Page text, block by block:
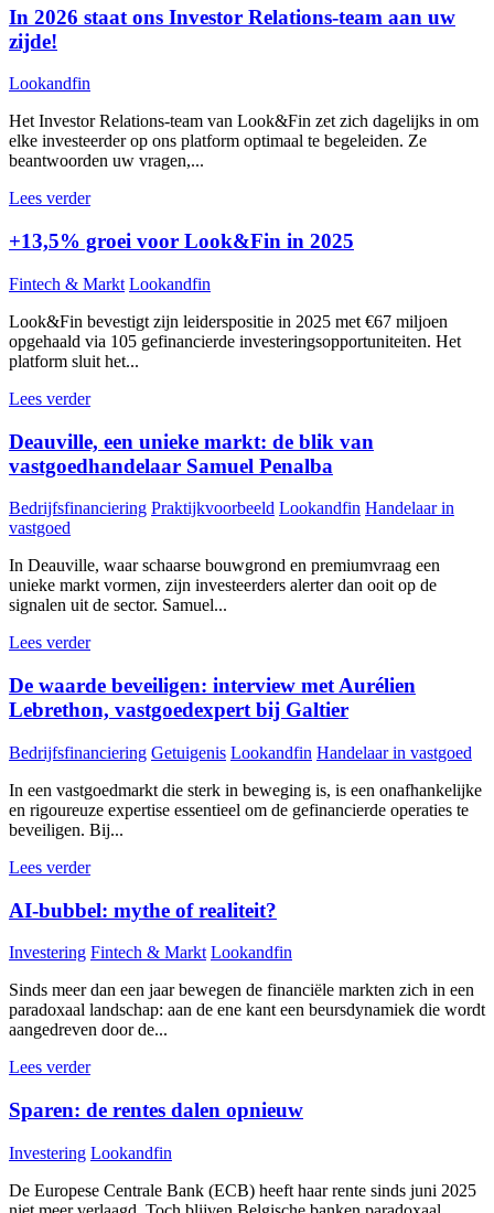
In 2026 staat ons Investor Relations-team aan uw
zijde!
Lookandfin
Het Investor Relations-team van Look&Fin zet zich dagelijks in om
elke investeerder op ons platform optimaal te begeleiden. Ze
beantwoorden uw vragen,...
Lees verder
+13,5% groei voor Look&Fin in 2025
Fintech & Markt Lookandfin
Look&Fin bevestigt zijn leiderspositie in 2025 met €67 miljoen
opgehaald via 105 gefinancierde investeringsopportuniteiten. Het
platform sluit het...
Lees verder
Deauville, een unieke markt: de blik van
vastgoedhandelaar Samuel Penalba
Bedrijfsfinanciering Praktijkvoorbeeld Lookandfin Handelaar in
vastgoed
In Deauville, waar schaarse bouwgrond en premiumvraag een
unieke markt vormen, zijn investeerders alerter dan ooit op de
signalen uit de sector. Samuel...
Lees verder
De waarde beveiligen: interview met Aurélien
Lebrethon, vastgoedexpert bij Galtier
Bedrijfsfinanciering Getuigenis Lookandfin Handelaar in vastgoed
In een vastgoedmarkt die sterk in beweging is, is een onafhankelijke
en rigoureuze expertise essentieel om de gefinancierde operaties te
beveiligen. Bij...
Lees verder
AI-bubbel: mythe of realiteit?
Investering Fintech & Markt Lookandfin
Sinds meer dan een jaar bewegen de financiële markten zich in een
paradoxaal landschap: aan de ene kant een beursdynamiek die wordt
aangedreven door de...
Lees verder
Sparen: de rentes dalen opnieuw
Investering Lookandfin
De Europese Centrale Bank (ECB) heeft haar rente sinds juni 2025